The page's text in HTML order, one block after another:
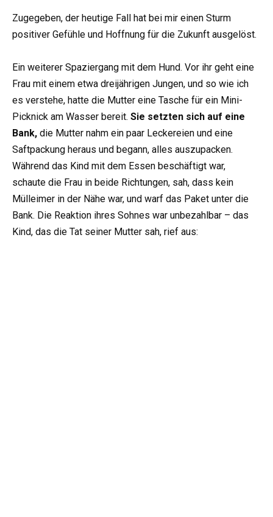
Zugegeben, der heutige Fall hat bei mir einen Sturm
positiver Gefühle und Hoffnung für die Zukunft ausgelöst.
Ein weiterer Spaziergang mit dem Hund. Vor ihr geht eine
Frau mit einem etwa dreijährigen Jungen, und so wie ich
es verstehe, hatte die Mutter eine Tasche für ein Mini-
Picknick am Wasser bereit. Sie setzten sich auf eine
Bank, die Mutter nahm ein paar Leckereien und eine
Saftpackung heraus und begann, alles auszupacken.
Während das Kind mit dem Essen beschäftigt war,
schaute die Frau in beide Richtungen, sah, dass kein
Mülleimer in der Nähe war, und warf das Paket unter die
Bank. Die Reaktion ihres Sohnes war unbezahlbar – das
Kind, das die Tat seiner Mutter sah, rief aus: